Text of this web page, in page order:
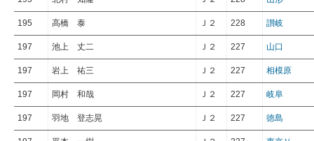
195 高橋 泰 Ｊ２ 228 讃岐
197 池上 丈二 Ｊ２ 227 山口
197 岩上 祐三 Ｊ２ 227 相模原
197 岡村 和哉 Ｊ２ 227 岐阜
197 羽地 登志晃 Ｊ２ 227 徳島